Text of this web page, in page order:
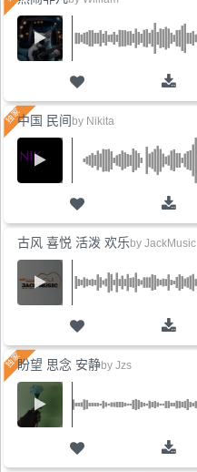
中国 民间 by Nikita
古风 喜悦 活泼 欢乐 by JackMusic
盼望 思念 安静by Jzs